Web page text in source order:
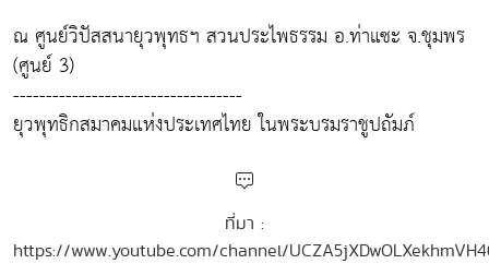
ณ ศูนย์วิปัสสนายุวพุทธฯ สวนประไพธรรม อ.ท่าแซะ จ.ชุมพร
(ศูนย์ 3)
-----------------------------------
ยุวพุทธิกสมาคมแห่งประเทศไทย ในพระบรมราชูปถัมภ์
ที่มา :
https://www.youtube.com/channel/